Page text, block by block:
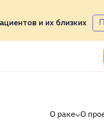
и их близких
О раке О